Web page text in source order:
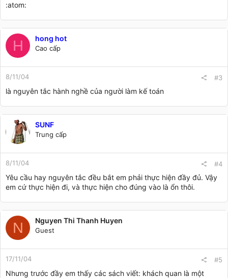
:atom:
H hong hot
Cao cấp
8/11/04 #3
là nguyên tắc hành nghề của người làm kế toán
SUNF
Trung cấp
8/11/04 #4
Yêu cầu hay nguyên tắc đều bắt em phải thực hiện đầy đủ. Vậy
em cứ thực hiện đi, và thực hiện cho đúng vào là ổn thôi.
N Nguyen Thi Thanh Huyen
Guest
17/11/04 #5
Nhưng trước đầy em thấy các sách viết: khách quan là một